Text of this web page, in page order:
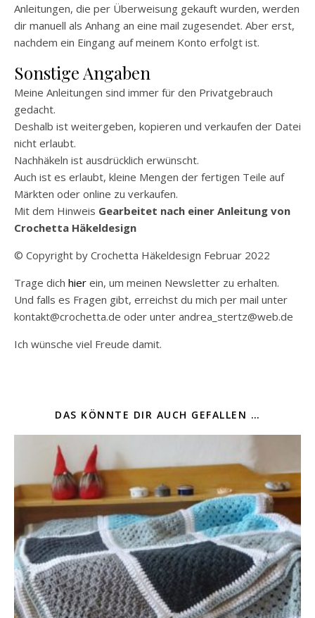
Anleitungen, die per Überweisung gekauft wurden, werden
dir manuell als Anhang an eine mail zugesendet. Aber erst,
nachdem ein Eingang auf meinem Konto erfolgt ist.
Sonstige Angaben
Meine Anleitungen sind immer für den Privatgebrauch
gedacht.
Deshalb ist weitergeben, kopieren und verkaufen der Datei
nicht erlaubt.
Nachhäkeln ist ausdrücklich erwünscht.
Auch ist es erlaubt, kleine Mengen der fertigen Teile auf
Märkten oder online zu verkaufen.
Mit dem Hinweis Gearbeitet nach einer Anleitung von
Crochetta Häkeldesign
© Copyright by Crochetta Häkeldesign Februar 2022
Trage dich hier ein, um meinen Newsletter zu erhalten.
Und falls es Fragen gibt, erreichst du mich per mail unter
kontakt@crochetta.de oder unter andrea_stertz@web.de
Ich wünsche viel Freude damit.
DAS KÖNNTE DIR AUCH GEFALLEN …